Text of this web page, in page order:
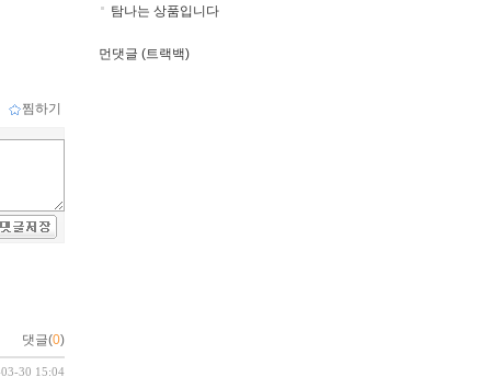
찜하기
댓글(0)
30 15:04
탐나는 상품입니다
먼댓글 (트랙백)